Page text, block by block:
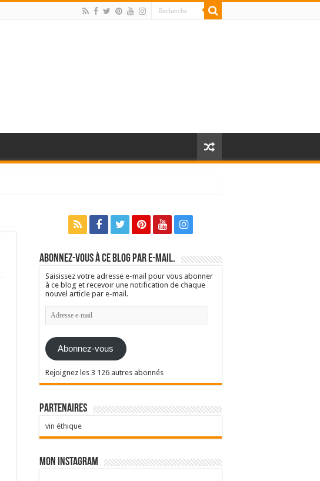
Abonnez-vous à ce blog par e-mail.
Saisissez votre adresse e-mail pour vous abonner
à ce blog et recevoir une notification de chaque
nouvel article par e-mail.
Adresse
e-
Abonnez-vous
Rejoignez les 3 126 autres abonnés
Partenaires
vin éthique
Mon Instagram